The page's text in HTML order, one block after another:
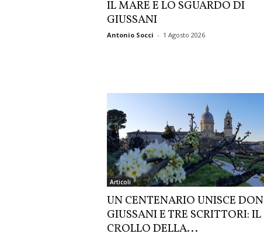
IL MARE E LO SGUARDO DI
GIUSSANI
Antonio Socci - 1 Agosto 2026
Articoli
UN CENTENARIO UNISCE DON
GIUSSANI E TRE SCRITTORI: IL
CROLLO DELLA...